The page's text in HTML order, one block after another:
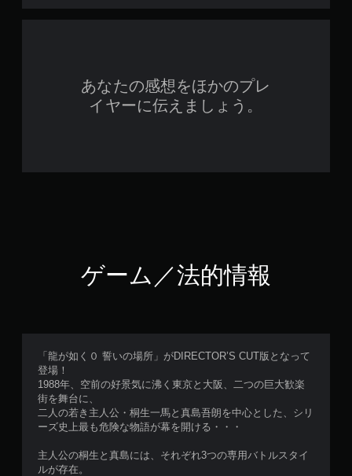
あなたの感想をほかのプレ
イヤーに伝えましょう。
ゲーム／法的情報
「龍が如く０ 誓いの場所」がDIRECTOR’S CUT版となって
登場！
1988年、空前の好景気に沸く東京と大阪、二つの巨大歓楽
街を舞台に、
二人の若き主人公・桐生一馬と真島吾朗を中心とした、シリ
ーズ史上最も危険な物語が幕を開ける・・・
主人公の桐生と真島には、それぞれ3つの専用バトルスタイ
ルが存在。